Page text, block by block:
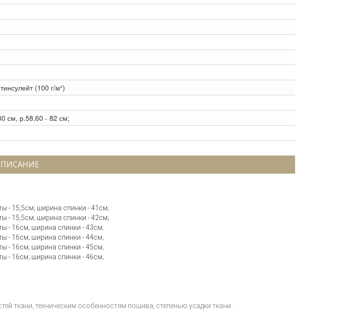
(100 г/м²)
см, р.58,60 - 82 см;
- 15,5см; ширина спинки - 41см;
- 15,5см; ширина спинки - 42см;
- 16см; ширина спинки - 43см;
- 16см; ширина спинки - 44см;
- 16см; ширина спинки - 45см;
- 16см; ширина спинки - 46см;
ткани, техническим особенностям пошива, степенью усадки ткани.